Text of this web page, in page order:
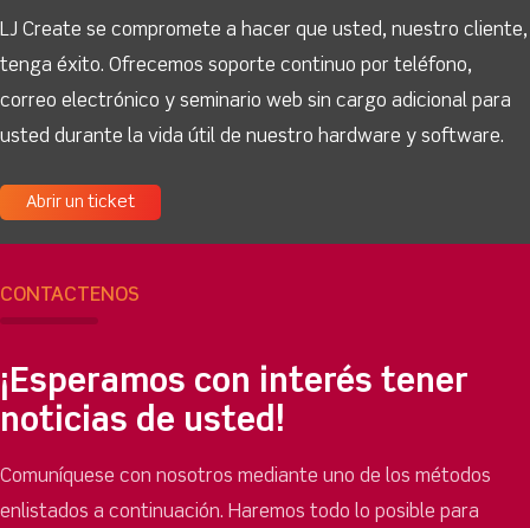
LJ Create se compromete a hacer que usted, nuestro cliente,
tenga éxito. Ofrecemos soporte continuo por teléfono,
correo electrónico y seminario web sin cargo adicional para
usted durante la vida útil de nuestro hardware y software.
Abrir un ticket
CONTÁCTENOS
¡Esperamos con interés tener
noticias de usted!
Comuníquese con nosotros mediante uno de los métodos
enlistados a continuación. Haremos todo lo posible para